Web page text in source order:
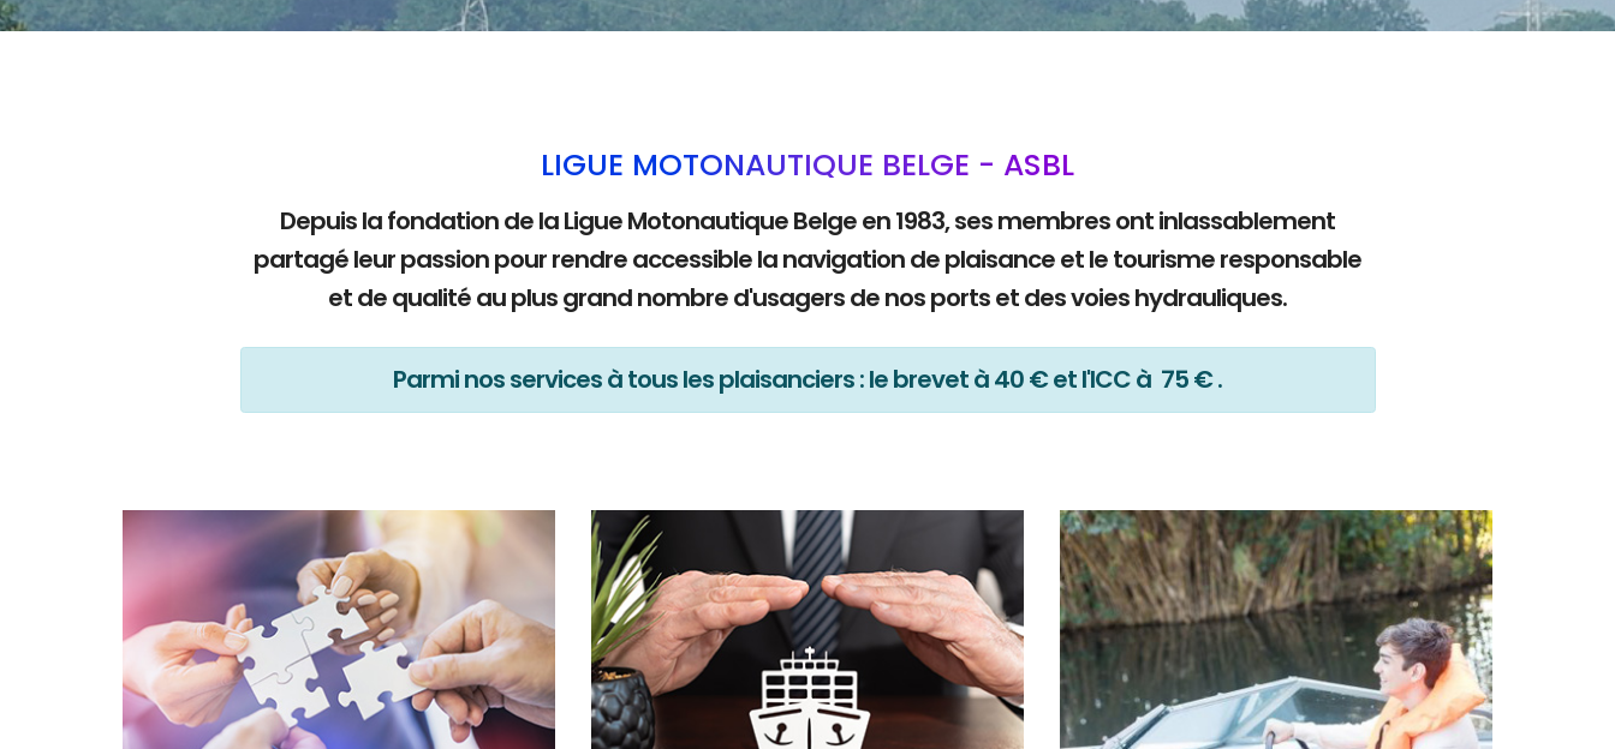
LIGUE MOTONAUTIQUE BELGE - ASBL
Depuis la fondation de la Ligue Motonautique Belge en 1983, ses membres ont inlassablement
partagé leur passion pour rendre accessible la navigation de plaisance et le tourisme responsable
et de qualité au plus grand nombre d'usagers de nos ports et des voies hydrauliques.
Parmi nos services à tous les plaisanciers : le brevet à 40 € et l'ICC à 75 € .